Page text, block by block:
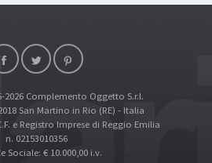
2026 Complemento Oggetto S.r.l.
San Martino in Rio (RE) - Italia
e Registro Imprese di Reggio Emilia
n. 02153010356
Sociale: € 10.000,00 i.v.